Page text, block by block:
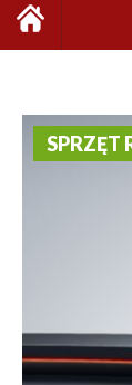
SPRZĘT